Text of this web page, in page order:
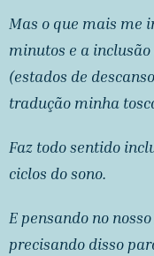
Mas o que mais me
minutos e a inclusão
(estados de
tradução minha
Faz todo sentido
ciclos do sono.
E pensando no
precisando disso